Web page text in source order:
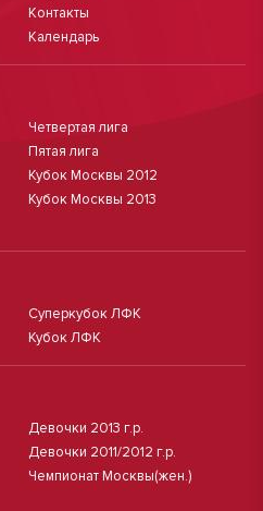
Контакты
Календарь
Четвертая лига
Пятая лига
Кубок Москвы 2012
Кубок Москвы 2013
Суперкубок ЛФК
Кубок ЛФК
Девочки 2013 г.р.
Девочки 2011/2012 г.р.
Чемпионат Москвы(жен.)